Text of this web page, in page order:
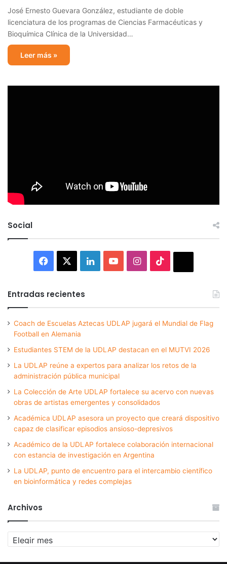
José Ernesto Guevara González, estudiante de doble
licenciatura de los programas de Ciencias Farmacéuticas y
Bioquímica Clínica de la Universidad…
Leer más »
Social
Facebook LinkedInYouTubeInstagram
Entradas recientes
Coach de Escuelas Aztecas UDLAP jugará el Mundial de Flag
Football en Alemania
Estudiantes STEM de la UDLAP destacan en el MUTVI 2026
La UDLAP reúne a expertos para analizar los retos de la
administración pública municipal
La Colección de Arte UDLAP fortalece su acervo con nuevas
obras de artistas emergentes y consolidados
Académica UDLAP asesora un proyecto que creará dispositivo
capaz de clasificar episodios ansioso-depresivos
Académico de la UDLAP fortalece colaboración internacional
con estancia de investigación en Argentina
La UDLAP, punto de encuentro para el intercambio científico
en bioinformática y redes complejas
Archivos
Archivos